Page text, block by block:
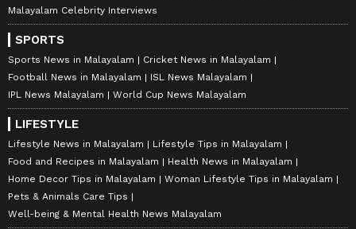
Malayalam Celebrity Interviews
SPORTS
Sports News in Malayalam
Cricket News in Malayalam
Football News in Malayalam
ISL News Malayalam
IPL News Malayalam
World Cup News Malayalam
LIFESTYLE
Lifestyle News in Malayalam
Lifestyle Tips in Malayalam
Food and Recipes in Malayalam
Health News in Malayalam
Home Decor Tips in Malayalam
Woman Lifestyle Tips in Malayalam
Pets & Animals Care Tips
Well-being & Mental Health News Malayalam